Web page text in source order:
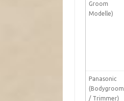
Groom
Modelle)
Panasonic
(Bodygroom
/ Trimmer)